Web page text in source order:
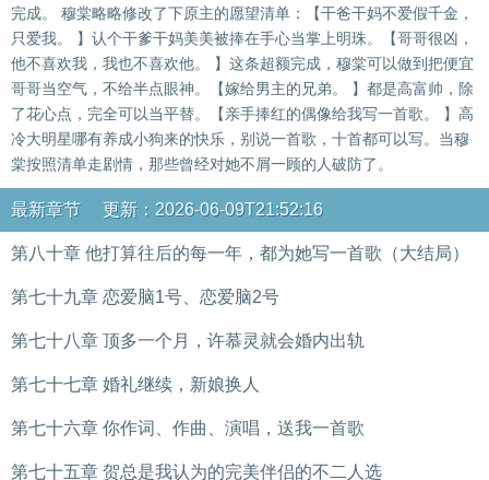
完成。 穆棠略略修改了下原主的愿望清单：【干爸干妈不爱假千金，
只爱我。 】认个干爹干妈美美被捧在手心当掌上明珠。【哥哥很凶，
他不喜欢我，我也不喜欢他。 】这条超额完成，穆棠可以做到把便宜
哥哥当空气，不给半点眼神。【嫁给男主的兄弟。 】都是高富帅，除
了花心点，完全可以当平替。【亲手捧红的偶像给我写一首歌。 】高
冷大明星哪有养成小狗来的快乐，别说一首歌，十首都可以写。当穆
棠按照清单走剧情，那些曾经对她不屑一顾的人破防了。
最新章节 更新：2026-06-09T21:52:16
第八十章 他打算往后的每一年，都为她写一首歌（大结局）
第七十九章 恋爱脑1号、恋爱脑2号
第七十八章 顶多一个月，许慕灵就会婚内出轨
第七十七章 婚礼继续，新娘换人
第七十六章 你作词、作曲、演唱，送我一首歌
第七十五章 贺总是我认为的完美伴侣的不二人选